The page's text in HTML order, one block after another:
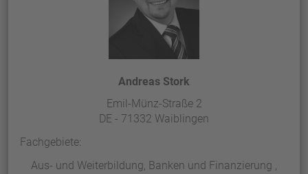
Andreas Stork
Emil-Münz-Straße 2
DE - 71332 Waiblingen
Fachgebiete:
Aus- und Weiterbildung, Banken und Finanzierung ,